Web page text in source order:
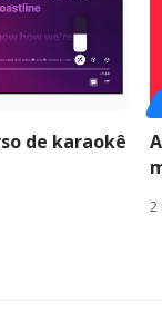
de karaokê
2